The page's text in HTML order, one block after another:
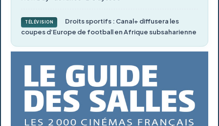
TÉLÉVISION
Droits sportifs : Canal+ diffusera les
coupes d’Europe de football en Afrique subsaharienne